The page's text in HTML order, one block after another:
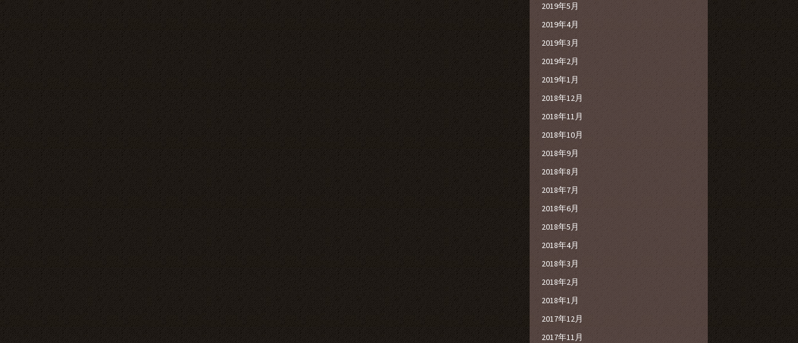
2019年5月
2019年4月
2019年3月
2019年2月
2019年1月
2018年12月
2018年11月
2018年10月
2018年9月
2018年8月
2018年7月
2018年6月
2018年5月
2018年4月
2018年3月
2018年2月
2018年1月
2017年12月
2017年11月